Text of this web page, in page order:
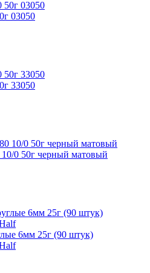
03050
33050
0 50г черный матовый
6мм 25г (90 штук)